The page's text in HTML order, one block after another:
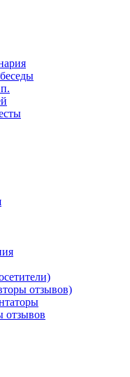
отзывов)
отзывов